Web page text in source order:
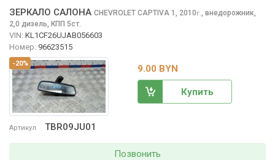
-20%
Артикул TBR09JU01
ЗЕРКАЛО САЛОНА CHEVROLET CAPTIVA 1, 2010г. внедорожник,
2,0 дизель, КПП 5ст.
VIN: KL1CF26UJAB056603
Номер: 96623515
9.00 BYN
Купить
Позвонить